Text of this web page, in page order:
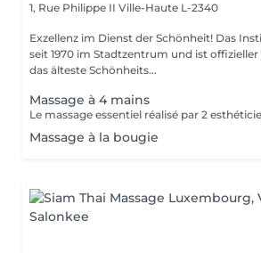
1, Rue Philippe II Ville-Haute L-2340
Exzellenz im Dienst der Schönheit! Das Institut befindet sich
seit 1970 im Stadtzentrum und ist
das älteste Schönheits...
Massage à 4 mains
Massage à la bougie